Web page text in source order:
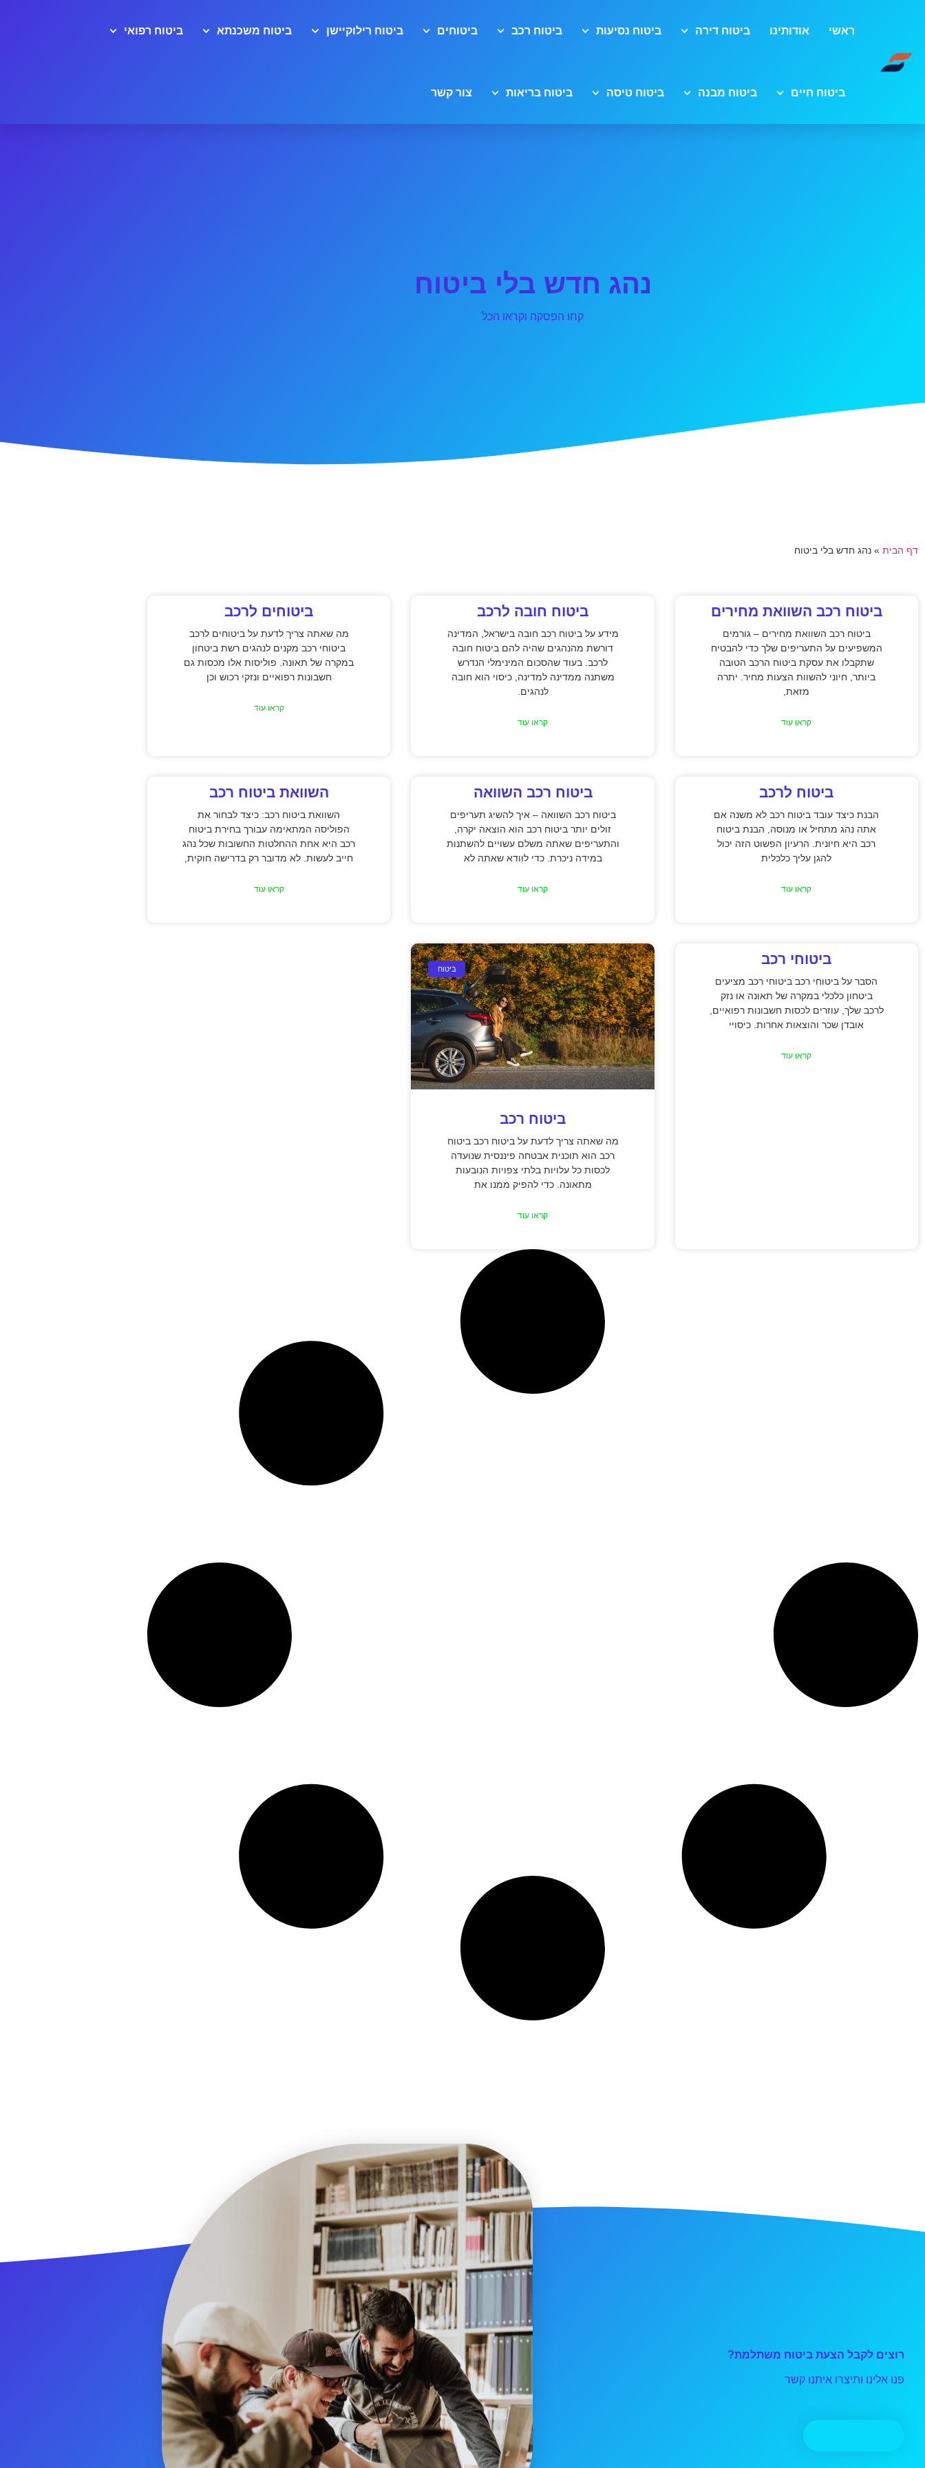
ראשי אודותינו ביטוח דירה ביטוח נסיעות ביטוח רכב ביטוחים ביטוח רילוקיישן ביטוח משכנתא ביטוח רפואי
ביטוח חיים ביטוח מבנה ביטוח טיסה ביטוח בריאות צור קשר
נהג חדש בלי ביטוח
קחו הפסקה וקראו הכל
דף הבית » נהג חדש בלי ביטוח
ביטוח רכב השוואת מחירים
ביטוח רכב השוואת מחירים – גורמים
המשפיעים על התעריפים שלך כדי להבטיח
שתקבלו את עסקת ביטוח הרכב הטובה
ביותר, חיוני להשוות הצעות מחיר. יתרה
מזאת,
קראו עוד
ביטוח חובה לרכב
מידע על ביטוח רכב חובה בישראל, המדינה
דורשת מהנהגים שהיה להם ביטוח חובה
לרכב. בעוד שהסכום המינימלי הנדרש
משתנה ממדינה למדינה, כיסוי הוא חובה
לנהגים.
קראו עוד
ביטוחים לרכב
מה שאתה צריך לדעת על ביטוחים לרכב
ביטוחי רכב מקנים לנהגים רשת ביטחון
במקרה של תאונה. פוליסות אלו מכסות גם
חשבונות רפואיים ונזקי רכוש וכן
קראו עוד
ביטוח לרכב
הבנת כיצד עובד ביטוח רכב לא משנה אם
אתה נהג מתחיל או מנוסה, הבנת ביטוח
רכב היא חיונית. הרעיון הפשוט הזה יכול
להגן עליך כלכלית
קראו עוד
ביטוח רכב השוואה
ביטוח רכב השוואה – איך להשיג תעריפים
זולים יותר ביטוח רכב הוא הוצאה יקרה,
והתעריפים שאתה משלם עשויים להשתנות
במידה ניכרת. כדי לוודא שאתה לא
קראו עוד
השוואת ביטוח רכב
השוואת ביטוח רכב: כיצד לבחור את
הפוליסה המתאימה עבורך בחירת ביטוח
רכב היא אחת ההחלטות החשובות שכל נהג
חייב לעשות. לא מדובר רק בדרישה חוקית,
קראו עוד
ביטוחי רכב
הסבר על ביטוחי רכב ביטוחי רכב מציעים
ביטחון כלכלי במקרה של תאונה או נזק
לרכב שלך, עוזרים לכסות חשבונות רפואיים,
אובדן שכר והוצאות אחרות. כיסויי
קראו עוד
ביטוח
ביטוח רכב
מה שאתה צריך לדעת על ביטוח רכב ביטוח
רכב הוא תוכנית אבטחה פיננסית שנועדה
לכסות כל עלויות בלתי צפויות הנובעות
מתאונה. כדי להפיק ממנו את
קראו עוד
רוצים לקבל הצעת ביטוח משתלמת?
פנו אלינו ותיצרו איתנו קשר